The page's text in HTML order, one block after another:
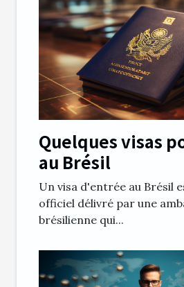
Quelques visas
au Brésil
Un visa d'entrée au Brésil
officiel délivré par une
brésilienne qui...